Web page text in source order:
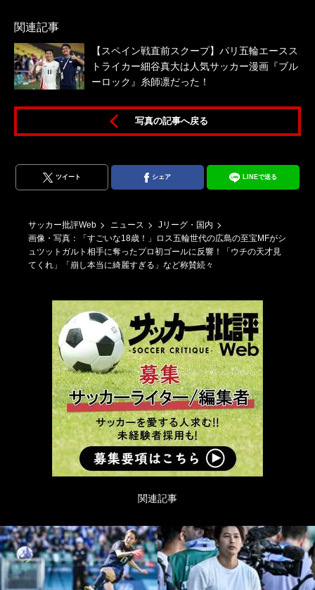
関連記事
【スペイン戦直前スクープ】パリ五輪エースス
トライカー細谷真大は人気サッカー漫画『ブル
ーロック』糸師凛だった！
写真の記事へ戻る
ツイート シェア LINEで送る
サッカー批評Web ニュース
Jリーグ・国内
画像・写真：「すごいな18歳！」ロス五輪世代の広島の至宝MFがシ
ュツットガルト相手に奪ったプロ初ゴールに反響！「ウチの天才見
てくれ」「崩し本当に綺麗すぎる」など称賛続々
関連記事